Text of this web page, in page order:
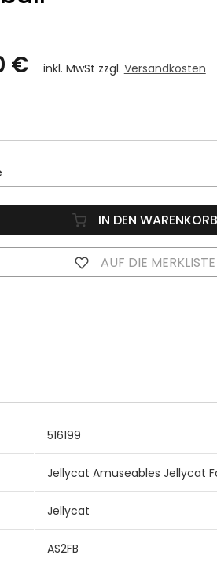
€ inkl. MwSt zzgl. Versandkosten
IN DEN WARENKORB
AUF DIE MERKLISTE
516199
Jellycat Amuseables Jellycat
Jellycat
AS2FB